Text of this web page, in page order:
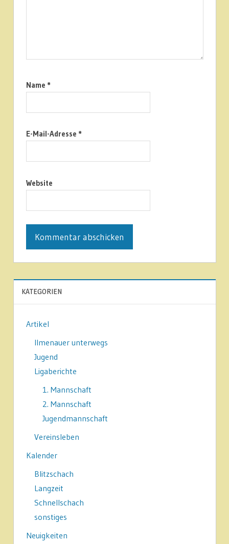
Name *
E-Mail-Adresse *
Website
KATEGORIEN
Artikel
Ilmenauer unterwegs
Jugend
Ligaberichte
1. Mannschaft
2. Mannschaft
Jugendmannschaft
Vereinsleben
Kalender
Blitzschach
Langzeit
Schnellschach
sonstiges
Neuigkeiten